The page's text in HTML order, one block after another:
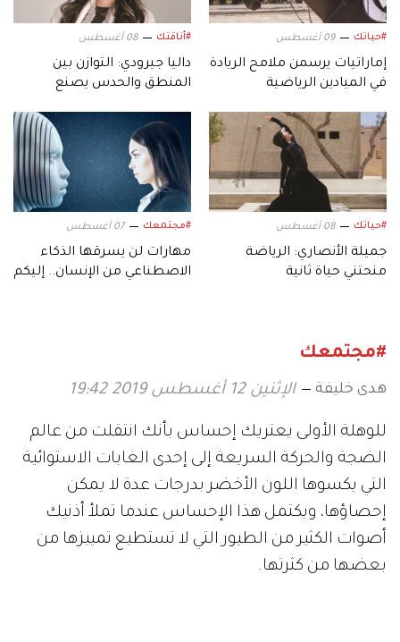
#حياتك 09 أغسطس
إماراتيات يرسمن ملامح الريادة
في الميادين الرياضية
#أناقتك 08 أغسطس
داليا جيرودي: التوازن بين
المنطق والحدس يصنع
#حياتك 08 أغسطس
جميلة الأنصاري: الرياضة
منحتني حياة ثانية
#مجتمعك 07 أغسطس
مهارات لن يسرقها الذكاء
الاصطناعي من الإنسان.. إليكم
#مجتمعك
هدى خليفة الإثنين 12 أغسطس 2019 19:42
للوهلة الأولى يعتريك إحساس بأنك انتقلت من عالم
الضجة والحركة السريعة إلى إحدى الغابات الاستوائية
التي يكسوها اللون الأخضر بدرجات عدة لا يمكن
إحصاؤها، ويكتمل هذا الإحساس عندما تملأ أذنيك
أصوات الكثير من الطيور التي لا تستطيع تمييزها من
بعضها من كثرتها.